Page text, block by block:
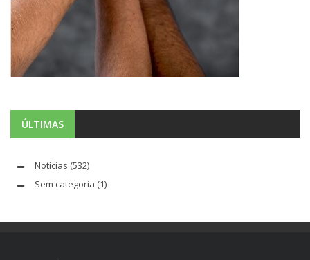
ÚLTIMAS
Notícias (532)
Sem categoria (1)